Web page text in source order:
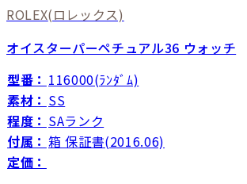
ROLEX(ロレックス)
オイスターパーペチュアル36 ウォッチ
型番： 116000(ﾗﾝﾀﾞﾑ)
素材： SS
程度： SAランク
付属： 箱 保証書(2016.06)
定価：